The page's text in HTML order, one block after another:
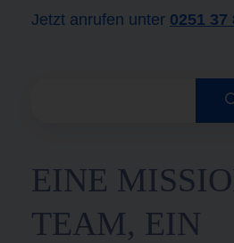
Jetzt anrufen unter 0251 37
EINE
TEAM, EIN